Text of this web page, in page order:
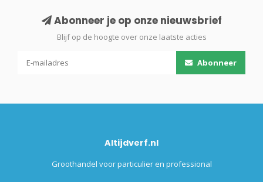
Abonneer je op onze nieuwsbrief
Blijf op de hoogte over onze laatste acties
Abonneer
Altijdverf.nl
Groothandel voor particulier en professional